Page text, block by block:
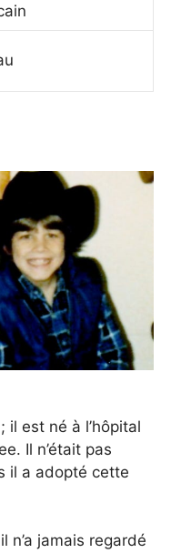
il est né à l’hôpital
Il n’était pas
il a adopté cette
n’a jamais regardé